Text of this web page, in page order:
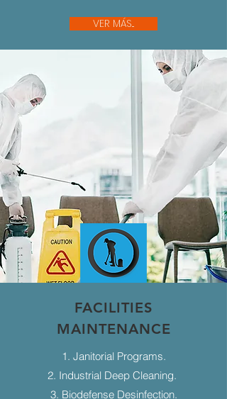
VER MÁS...
FACILITIES
MAINTENANCE
1. Janitorial Programs.
2. Industrial Deep Cleaning.
3. Biodefense Desinfection.